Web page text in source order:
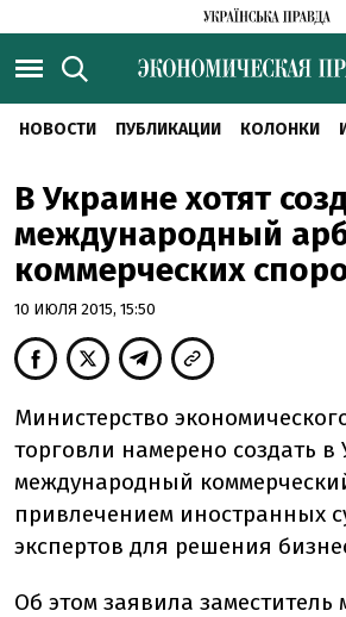
НОВОСТИ ПУБЛИКАЦИИ КОЛОНКИ
В Украине хотят
международный
коммерческих
10 ИЮЛЯ 2015, 15:50
Министерство
торговли намерено создать в
международный
привлечением иностранных
экспертов для решения
Об этом заявила заместитель